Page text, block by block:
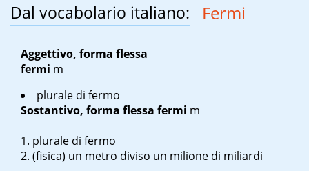
Dal vocabolario italiano: Fermi
Aggettivo, forma flessa
fermi m
plurale di fermo
Sostantivo, forma flessa fermi m
plurale di fermo
(fisica) un metro diviso un milione di miliardi